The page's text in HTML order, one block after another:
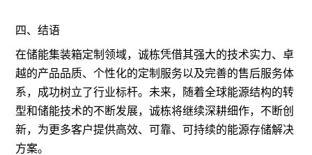
四、结语
在储能集装箱定制领域，诚栋凭借其强大的技术实力、卓
越的产品品质、个性化的定制服务以及完善的售后服务体
系，成功树立了行业标杆。未来，随着全球能源结构的转
型和储能技术的不断发展，诚栋将继续深耕细作，不断创
新，为更多客户提供高效、可靠、可持续的能源存储解决
方案。